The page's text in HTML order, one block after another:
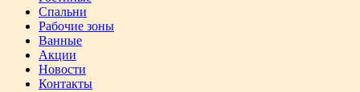
Спальни
Рабочие зоны
Ванные
Акции
Новости
Контакты